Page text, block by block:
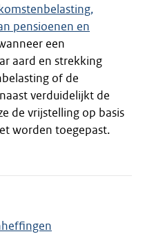
pensioenen en
een
aard en strekking
of de
verduidelijkt de
de vrijstelling op basis
worden toegepast.